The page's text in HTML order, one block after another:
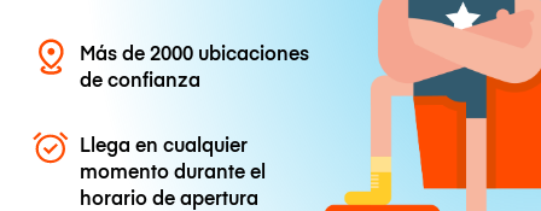
Más de 2000 ubicaciones
de confianza
Llega en cualquier
momento durante el
horario de apertura